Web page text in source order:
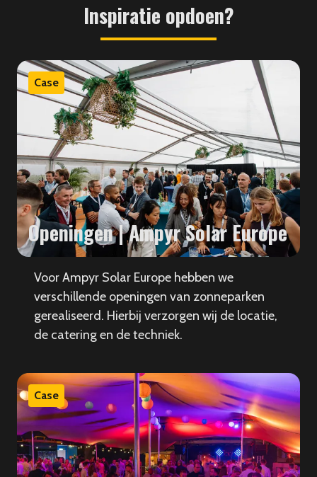
Inspiratie opdoen?
Case
Openingen | Ampyr Solar Europe
Voor Ampyr Solar Europe hebben we
verschillende openingen van zonneparken
gerealiseerd. Hierbij verzorgen wij de locatie,
de catering en de techniek.
Case